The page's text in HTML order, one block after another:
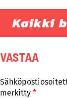
Kaikki
VASTAA
merkitty *